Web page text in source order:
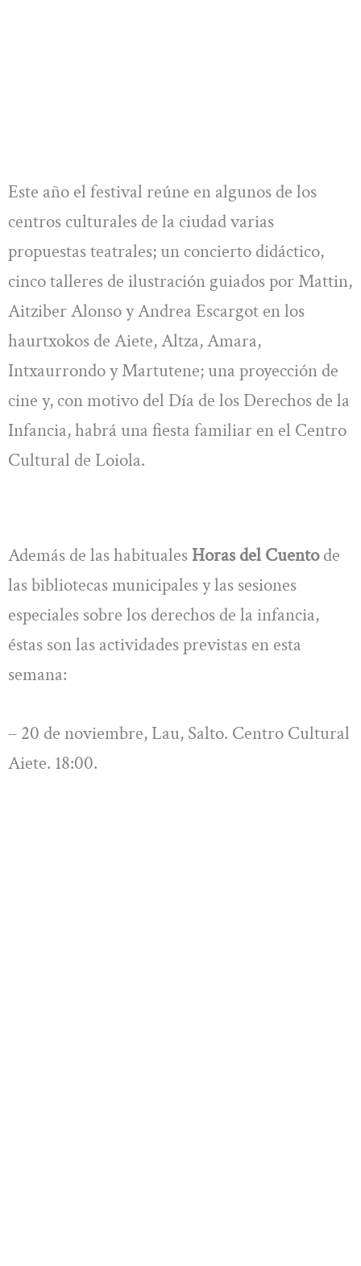
Este año el festival reúne en algunos de los
centros culturales de la ciudad varias
propuestas teatrales; un concierto didáctico,
cinco talleres de ilustración guiados por Mattin,
Aitziber Alonso y Andrea Escargot en los
haurtxokos de Aiete, Altza, Amara,
Intxaurrondo y Martutene; una proyección de
cine y, con motivo del Día de los Derechos de la
Infancia, habrá una fiesta familiar en el Centro
Cultural de Loiola.
Además de las habituales Horas del Cuentode
las bibliotecas municipales y las sesiones
especiales sobre los derechos de la infancia,
éstas son las actividades previstas en esta
semana:
– 20 de noviembre, Lau, Salto. Centro Cultural
Aiete. 18:00.